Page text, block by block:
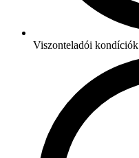
Viszonteladói kondíciók